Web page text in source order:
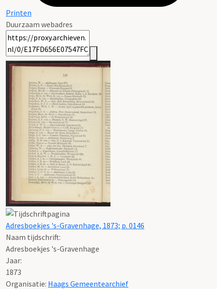
Printen
Duurzaam webadres
Adresboekjes 's-Gravenhage, 1873; p. 0146
Naam tijdschrift:
Adresboekjes 's-Gravenhage
Jaar:
1873
Organisatie: Haags Gemeentearchief